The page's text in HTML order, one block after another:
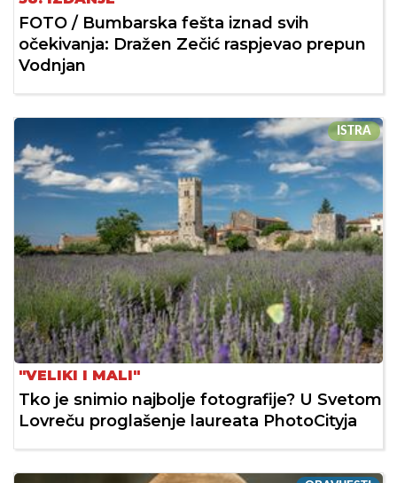
FOTO / Bumbarska fešta iznad svih
očekivanja: Dražen Zečić raspjevao prepun
Vodnjan
ISTRA
"VELIKI I MALI"
Tko je snimio najbolje fotografije? U Svetom
Lovreču proglašenje laureata PhotoCityja